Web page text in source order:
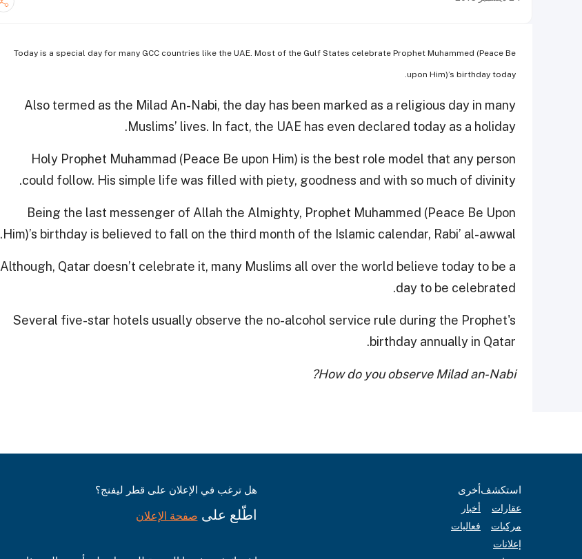
Today is a special day for many GCC countries like the UAE. Most of the Gulf States celebrate Prophet Muhammed (Peace Be
upon Him)’s birthday today.
Also termed as the Milad An-Nabi, the day has been marked as a religious day in many
Muslims’ lives. In fact, the UAE has even declared today as a holiday.
Holy Prophet Muhammad (Peace Be upon Him) is the best role model that any person
could follow. His simple life was filled with piety, goodness and with so much of divinity.
Being the last messenger of Allah the Almighty, Prophet Muhammed (Peace Be Upon
Him)’s birthday is believed to fall on the third month of the Islamic calendar, Rabi’ al-awwal.
Although, Qatar doesn’t celebrate it, many Muslims all over the world believe today to be a
day to be celebrated.
Several five-star hotels usually observe the no-alcohol service rule during the Prophet's
birthday annually in Qatar.
How do you observe Milad an-Nabi?
استكشف
عقارات
مركبات
إعلانات
أخرى
أخبار
فعاليات
هل ترغب في الإعلان على قطر ليفنج؟
اطّلع على صفحة الإعلان